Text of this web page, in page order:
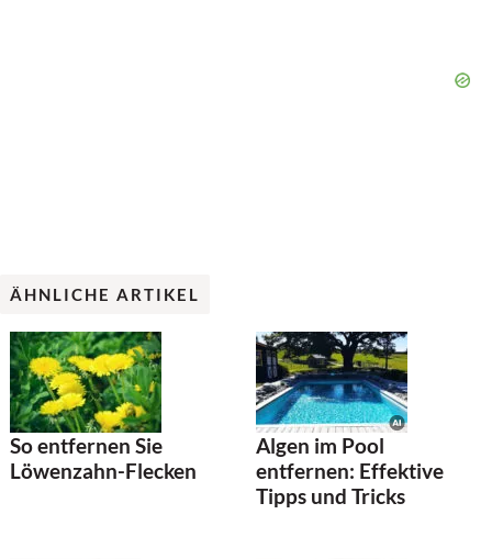
ÄHNLICHE ARTIKEL
So entfernen Sie
Löwenzahn-Flecken
Algen im Pool
entfernen: Effektive
Tipps und Tricks